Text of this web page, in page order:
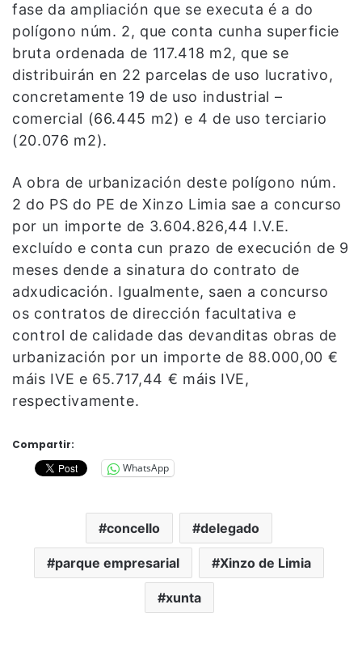
fase da ampliación que se executa é a do
polígono núm. 2, que conta cunha superficie
bruta ordenada de 117.418 m2, que se
distribuirán en 22 parcelas de uso lucrativo,
concretamente 19 de uso industrial –
comercial (66.445 m2) e 4 de uso terciario
(20.076 m2).
A obra de urbanización deste polígono núm.
2 do PS do PE de Xinzo Limia sae a concurso
por un importe de 3.604.826,44 I.V.E.
excluído e conta cun prazo de execución de 9
meses dende a sinatura do contrato de
adxudicación. Igualmente, saen a concurso
os contratos de dirección facultativa e
control de calidade das devanditas obras de
urbanización por un importe de 88.000,00 €
máis IVE e 65.717,44 € máis IVE,
respectivamente.
Compartir:
WhatsApp
concello delegado
parque empresarial Xinzo de Limia
xunta